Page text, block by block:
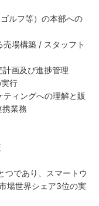
ルフ等）の本部への
場構築 / スタッフト
画及び進捗管理
行
ィングへの理解と販
業務
であり、スマートウ
場世界シェア3位の実